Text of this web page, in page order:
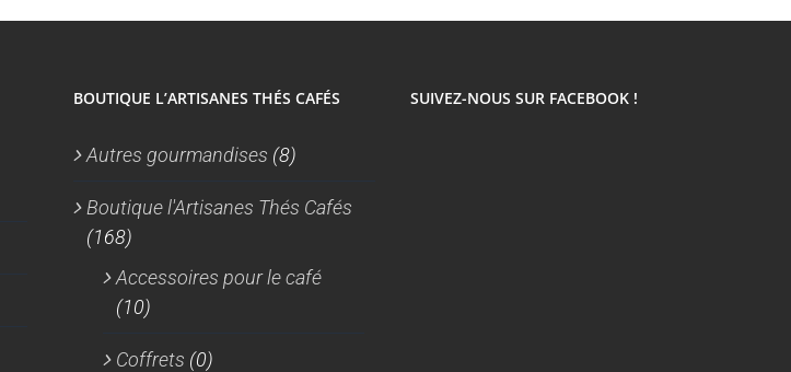
BOUTIQUE L’ARTISANES THÉS CAFÉS
Autres gourmandises (8)
Boutique l'Artisanes Thés Cafés
(168)
Accessoires pour le café
(10)
Coffrets (0)
SUIVEZ-NOUS SUR FACEBOOK !